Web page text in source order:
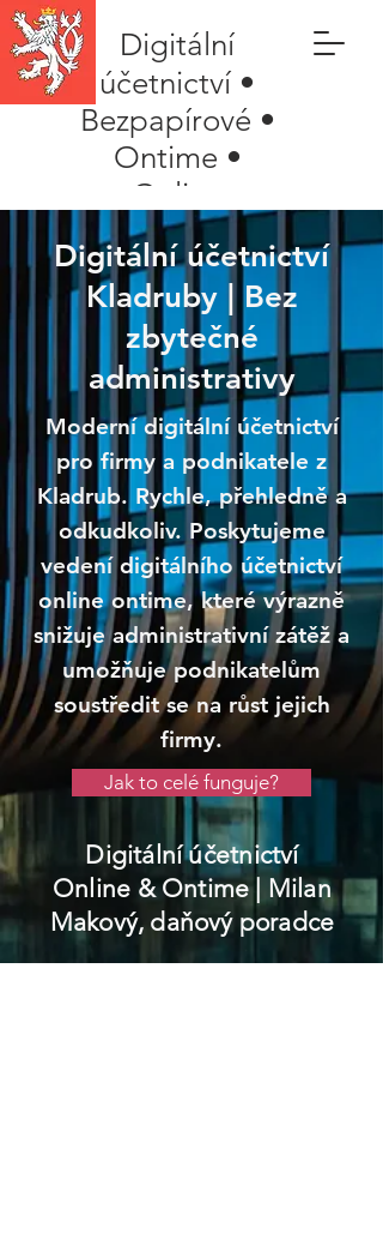
Digitální
účetnictví •
Bezpapírové •
Ontime •
Online
Digitální účetnictví
Kladruby | Bez
zbytečné
administrativy
Moderní digitální účetnictví
pro firmy a podnikatele z
Kladrub. Rychle, přehledně a
odkudkoliv. Poskytujeme
vedení digitálního účetnictví
online ontime, které výrazně
snižuje administrativní zátěž a
umožňuje podnikatelům
soustředit se na růst jejich
firmy.
Jak to celé funguje?
Digitální účetnictví
Online & Ontime| Milan
Makový, daňový poradce